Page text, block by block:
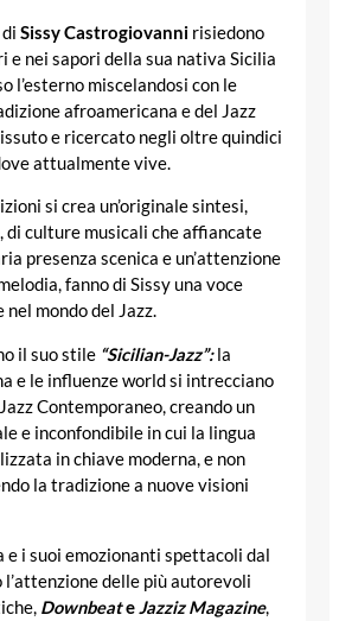
Sissy Castrogiovanni risiedono
e nei sapori della sua nativa Sicilia
l’esterno miscelandosi con le
afroamericana e del Jazz
e ricercato negli oltre quindici
attualmente vive.
si crea un’originale sintesi,
di culture musicali che affiancate
presenza scenica e un’attenzione
fanno di Sissy una voce
mondo del Jazz.
il suo stile “Sicilian-Jazz”:la
e le influenze world si intrecciano
Contemporaneo, creando un
e inconfondibile in cui la lingua
in chiave moderna, e non
la tradizione a nuove visioni
e i suoi emozionanti spettacoli dal
delle più autorevoli
DownbeateJazziz Magazine,